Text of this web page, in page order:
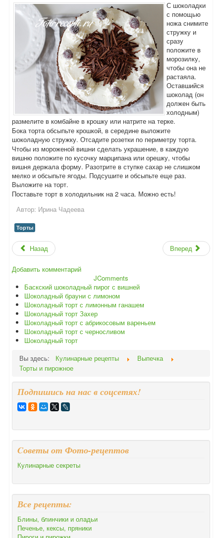
С шоколадки
с помощью
ножа снимите
стружку и
сразу
положите в
морозилку,
чтобы она не
растаяла.
Оставшийся
шоколад (он
должен быть
холодным)
размелите в комбайне в крошку или натрите на терке.
Бока торта обсыпьте крошкой, в середине выложите
шоколадную стружку. Отсадите розетки по периметру торта.
Чтобы из мороженой вишни сделать украшение, в каждую
вишню положите по кусочку марципана или орешку, чтобы
вишня держала форму. Разотрите в ступке сахар не слишком
мелко и обсыпьте ягоды. Подсушите и обсыпьте еще раз.
Выложите на торт.
Поставьте торт в холодильник на 2 часа. Можно есть!
Автор: Ирина Чадеева
Торты
Назад Вперед
Добавить комментарий
JComments
Баскский шоколадный пирог с вишней
Шоколадный брауни с лимоном
Шоколадный торт с лимонным ганашем
Шоколадный торт Захер
Шоколадный торт с абрикосовым вареньем
Шоколадный торт с черносливом
Шоколадный торт
Вы здесь:
Кулинарные рецепты
Выпечка
Торты и пирожное
Подпишись на нас в соцсетях!
Cоветы от Фото-рецептов
Кулинарные секреты
Все рецепты:
Блины, блинчики и оладьи
Печенье, кексы, пряники